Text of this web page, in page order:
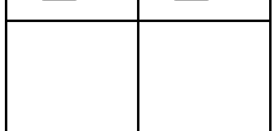
Ширина: 140 см
Ширина: 120 см